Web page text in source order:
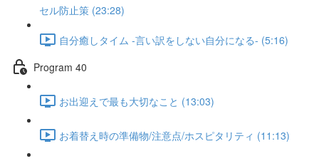
セル防止策 (23:28)
自分癒しタイム -言い訳をしない自分になる- (5:16)
Program 40
お出迎えで最も大切なこと (13:03)
お着替え時の準備物/注意点/ホスピタリティ (11:13)